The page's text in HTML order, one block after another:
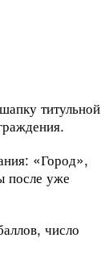
титульной
«Город»,
после уже
число